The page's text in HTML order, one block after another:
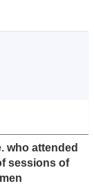
who attended
sessions of